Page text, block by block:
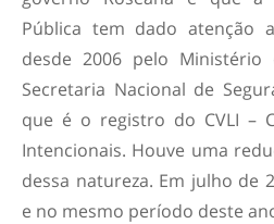
Pública tem dado atenção
desde 2006 pelo Ministério
Secretaria Nacional de
que é o registro do CVLI –
Intencionais. Houve uma
dessa natureza. Em julho de
e no mesmo período deste